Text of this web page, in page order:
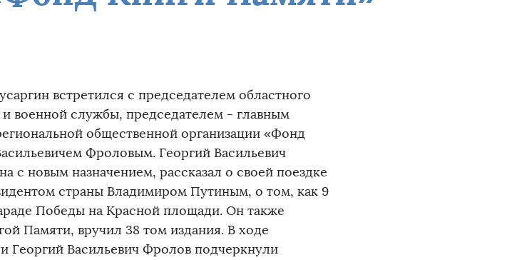
встретился с председателем областного
и военной службы, председателем - главным
общественной организации «Фонд
Фроловым. Георгий Васильевич
с новым назначением, рассказал о своей поездке
страны Владимиром Путиным, о том, как 9
Победы на Красной площади. Он также
Памяти, вручил 38 том издания. В ходе
Георгий Васильевич Фролов подчеркнули